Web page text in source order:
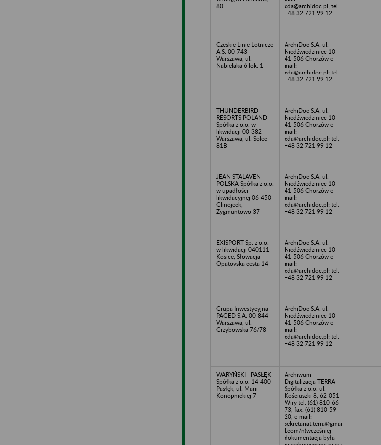
80
cda@archidoc.pl; tel.
+48 32 721 99 12
Czeskie Linie Lotnicze
A.S. 00-743
Warszawa, ul.
Nabielaka 6 lok. 1
ArchiDoc S.A. ul.
Niedźwiedziniec 10 -
41-506 Chorzów e-
mail:
cda@archidoc.pl; tel.
+48 32 721 99 12
THUNDERBIRD
RESORTS POLAND
Spółka z o.o. w
likwidacji 00-382
Warszawa, ul. Solec
81B
ArchiDoc S.A. ul.
Niedźwiedziniec 10 -
41-506 Chorzów e-
mail:
cda@archidoc.pl; tel.
+48 32 721 99 12
JEAN STALAVEN
POLSKA Spółka z o.o.
w upadłości
likwidacyjnej 06-450
Glinojeck,
Zygmuntowo 37
ArchiDoc S.A. ul.
Niedźwiedziniec 10 -
41-506 Chorzów e-
mail:
cda@archidoc.pl; tel.
+48 32 721 99 12
EXISPORT Sp. z o.o.
w likwidacji 040111
Kosice, Słowacja
Opatovska cesta 14
ArchiDoc S.A. ul.
Niedźwiedziniec 10 -
41-506 Chorzów e-
mail:
cda@archidoc.pl; tel.
+48 32 721 99 12
Grupa Inwestycyjna
PAGED S.A. 00-844
Warszawa, ul.
Grzybowska 76/78
ArchiDoc S.A. ul.
Niedźwiedziniec 10 -
41-506 Chorzów e-
mail:
cda@archidoc.pl; tel.
+48 32 721 99 12
WARYŃSKI - PASŁĘK
Spółka z o.o. 14-400
Pasłęk, ul. Marii
Konopnickiej 7
Archiwum-
Digitalizacja TERRA
Spółka z o.o. ul.
Kościuszki 8, 62-051
Wiry tel. (61) 810-66-
73, fax. (61) 810-59-
20, e-mail:
sekretariat.terra@gmai
l.com/n(wcześniej
dokumentacja była